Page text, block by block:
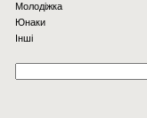
Молодіжка
Юнаки
Інші